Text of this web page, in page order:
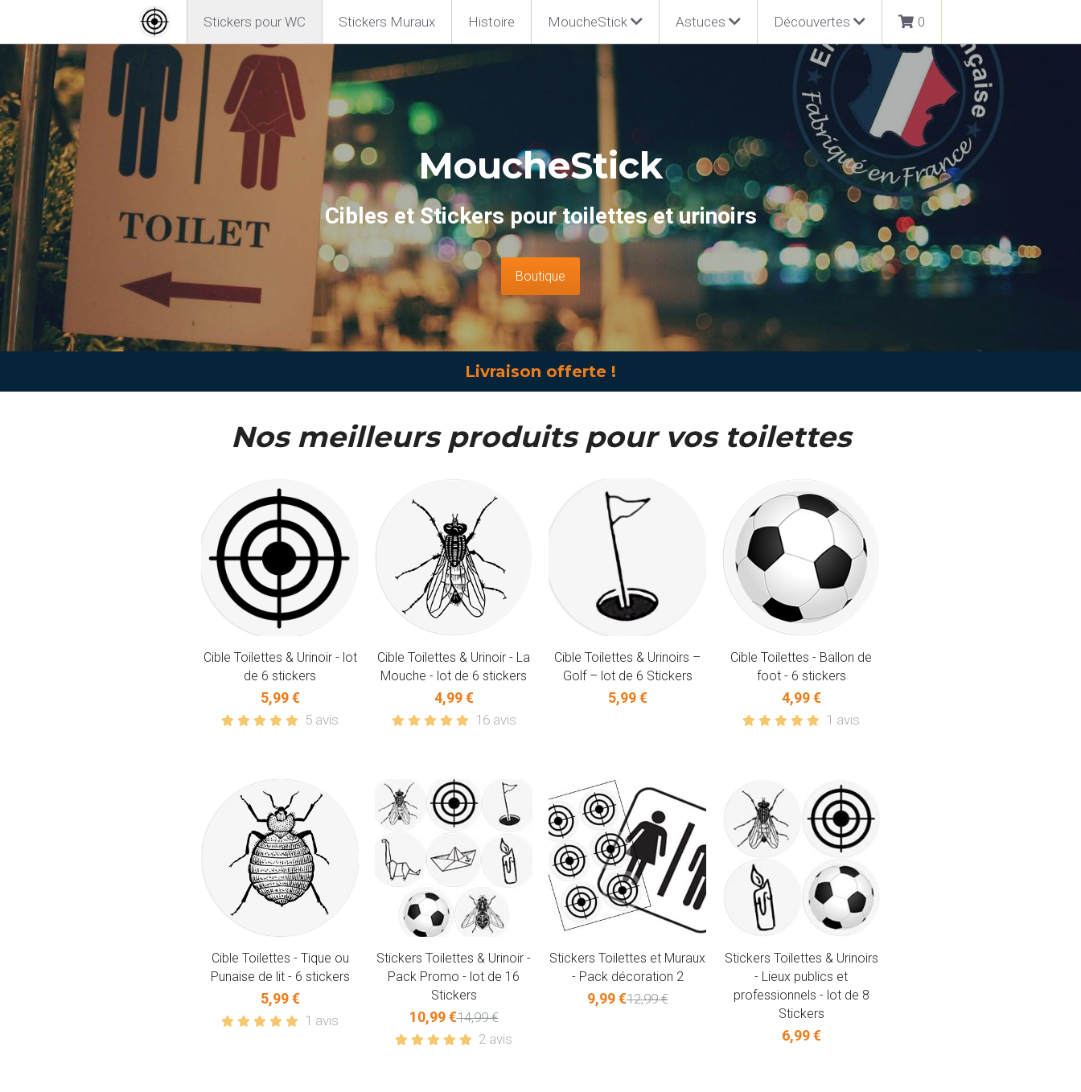
Stickers pour WC Stickers Muraux Histoire MoucheStick Astuces Découvertes 0
MoucheStick
Cibles et Stickers pour toilettes et urinoirs
Boutique
Livraison offerte !
Nos meilleurs produits pour vos toilettes
Cible Toilettes & Urinoir - lot
de 6 stickers
5,99 €
5 avis
Cible Toilettes & Urinoir - La
Mouche - lot de 6 stickers
4,99 €
16 avis
Cible Toilettes & Urinoirs –
Golf – lot de 6 Stickers
5,99 €
Cible Toilettes - Ballon de
foot - 6 stickers
4,99 €
1 avis
Cible Toilettes - Tique ou
Punaise de lit - 6 stickers
5,99 €
1 avis
Stickers Toilettes & Urinoir -
Pack Promo - lot de 16
Stickers
10,99 €14,99 €
2 avis
Stickers Toilettes et Muraux
- Pack décoration 2
9,99 €12,99 €
Stickers Toilettes & Urinoirs
- Lieux publics et
professionnels - lot de 8
Stickers
6,99 €